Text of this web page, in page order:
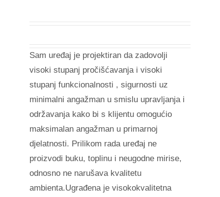
Sam uređaj je projektiran da zadovolji
visoki stupanj pročišćavanja i visoki
stupanj funkcionalnosti , sigurnosti uz
minimalni angažman u smislu upravljanja i
održavanja kako bi s klijentu omogućio
maksimalan angažman u primarnoj
djelatnosti. Prilikom rada uređaj ne
proizvodi buku, toplinu i neugodne mirise,
odnosno ne narušava kvalitetu
ambienta.Ugrađena je visokokvalitetna